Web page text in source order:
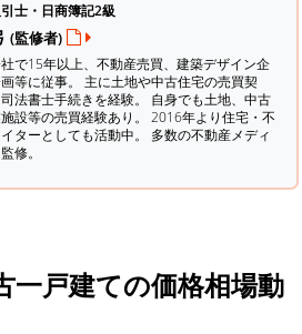
士・日商簿記2級
(監修者)
で15年以上、不動産売買、建築デザイン企
等に従事。 主に土地や中古住宅の売買契
法書士手続きを経験。 自身でも土地、中古
設等の売買経験あり。 2016年より住宅・不
ターとしても活動中。 多数の不動産メディ
修。
一戸建ての価格相場動